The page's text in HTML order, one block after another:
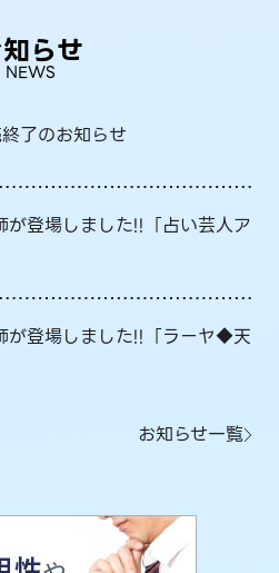
らせ
NEWS
了のお知らせ
登場しました!!「占い芸人ア
が登場しました!!「ラーヤ◆天
お知らせ一覧